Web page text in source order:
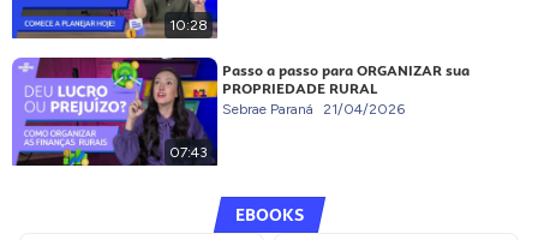
10:28
07:43
Passo a passo para ORGANIZAR sua
PROPRIEDADE RURAL
Sebrae Paraná 21/04/2026
EBOOKS